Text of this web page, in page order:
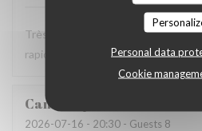
Personal data
Cookie
Très bonne nourriture, copieux et
rapide mais pas très chaleureux!
Camille
2026-07-16 - 20:30 - Guests 8